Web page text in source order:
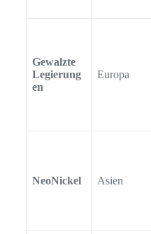
Gewalzte
Legierung
en
Europa
NeoNickel Asien